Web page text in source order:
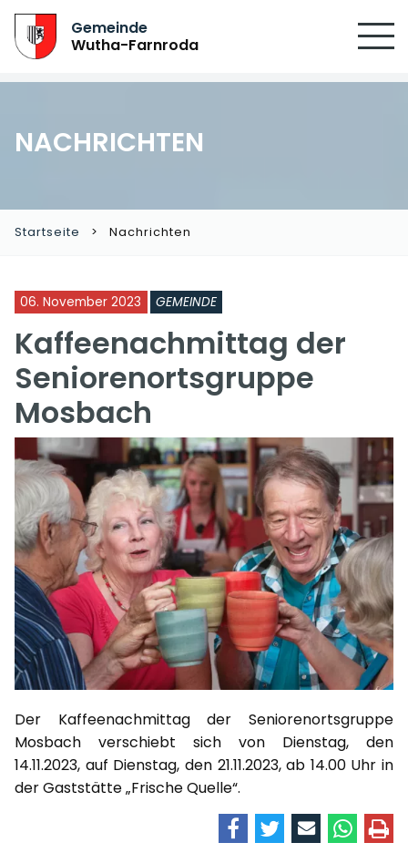
Gemeinde
Wutha-Farnroda
NACHRICHTEN
Startseite Nachrichten
06. November 2023 GEMEINDE
Kaffeenachmittag der
Seniorenortsgruppe
Mosbach
Der Kaffeenachmittag der Seniorenortsgruppe
Mosbach verschiebt sich von Dienstag, den
14.11.2023, auf Dienstag, den 21.11.2023, ab 14.00 Uhr in
der Gaststätte „Frische Quelle“.